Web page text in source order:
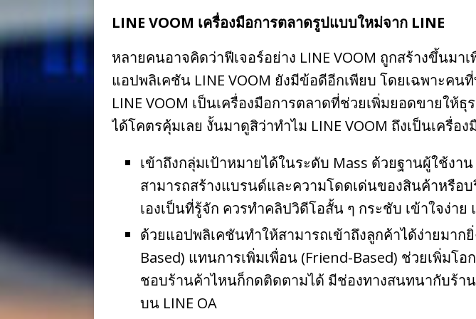
LINE VOOM เครื่องมือการตลาดรูปแบบใหม่จาก LINE
หลายคนอาจคิดว่าฟีเจอร์อย่าง LINE VOOM ถูกสร้างขึ้นม
แอปพลิเคชัน LINE VOOM ยังมีข้อดีอีกเพียบ โดยเฉพาะค
LINE VOOM เป็นเครื่องมือการตลาดที่ช่วยเพิ่มยอดขายใ
ได้โคตรคุ้มเลย งั้นมาดูสิว่าทำไม LINE VOOM ถึงเป็นเครื่อ
เข้าถึงกลุ่มเป้าหมายได้ในระดับ Mass ด้วยฐานผู้ใช้ง
สามารถสร้างแบรนด์และความโดดเด่นของสินค้าหรือ
เองเป็นที่รู้จัก ควรทำคลิปวิดีโอสั้น ๆ กระชับ เข้าใจง่า
ด้วยแอปพลิเคชันทำให้สามารถเข้าถึงลูกค้าได้ง่ายมาก
Based) แทนการเพิ่มเพื่อน (Friend-Based) ช่วยเพิ่ม
ชอบร้านค้าไหนก็กดติดตามได้ มีช่องทางสนทนากับร้า
บน LINE OA